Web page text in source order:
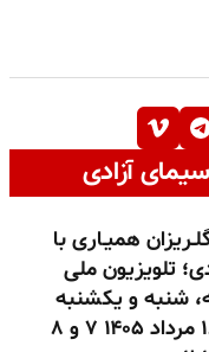
آزادی
همیـاری با
تلویزیون ملی
شنبه و یکشنبه
۱۶ ، ۱۷ و ۱۸ مرداد ۱۴۰۵ ۷ و ۸